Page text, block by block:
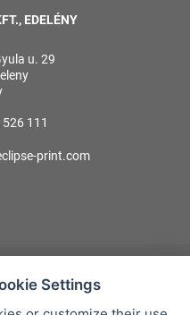
EDELÉNY
u. 29
111
print.com
Settings